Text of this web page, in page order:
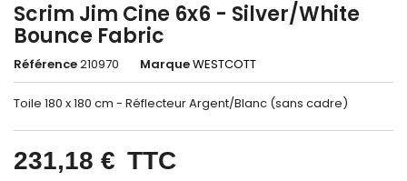
Scrim Jim Cine 6x6 - Silver/White
Bounce Fabric
Référence210970 MarqueWESTCOTT
Toile 180 x 180 cm - Réflecteur Argent/Blanc (sans cadre)
231,18 € TTC